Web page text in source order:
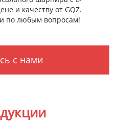
и качеству от GQZ.
по любым вопросам!
с нами